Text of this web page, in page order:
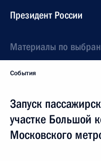
Президент России
Материалы по
События
Запуск
участке Большой
Московского